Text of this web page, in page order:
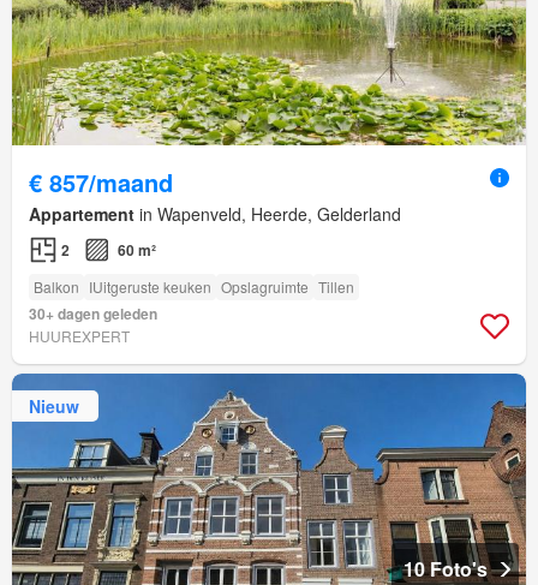
€ 857/maand
Appartement in Wapenveld, Heerde, Gelderland
2 60 m²
Balkon IUitgeruste keuken Opslagruimte Tillen
30+ dagen geleden
HUUREXPERT
Nieuw
10 Foto's